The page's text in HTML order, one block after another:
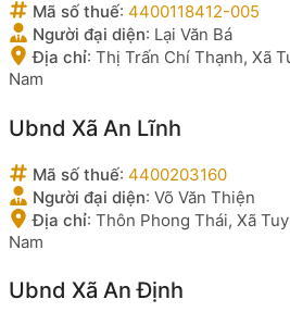
Mã số thuế: 4400118412-005
Người đại diện: Lại Văn Bá
Địa chỉ: Thị Trấn Chí Thạnh, Xã
Nam
Ubnd Xã An Lĩnh
Mã số thuế: 4400203160
Người đại diện: Võ Văn Thiện
Địa chỉ: Thôn Phong Thái, Xã
Nam
Ubnd Xã An Định